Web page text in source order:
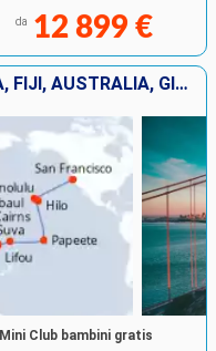
da 12 899 €
STATI UNITI, HAWAI, POLINESIA, FIJI, AUSTRALIA, GIAPPONE, SUD KOREA, TAIWAN, CINA, VIETNAM, SINGAPORE, MALESIA, SRI LANKA, MALDIVE, SUD AFRICA
Mini Club bambini gratis